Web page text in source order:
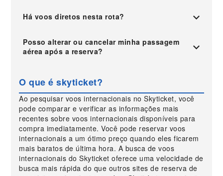
Há voos diretos nesta rota?
Posso alterar ou cancelar minha passagem
aérea após a reserva?
O que é skyticket?
Ao pesquisar voos internacionais no Skyticket, você
pode comparar e verificar as informações mais
recentes sobre voos internacionais disponíveis para
compra imediatamente. Você pode reservar voos
internacionais a um ótimo preço quando eles ficarem
mais baratos de última hora. A busca de voos
internacionais do Skyticket oferece uma velocidade de
busca mais rápida do que outros sites de reserva de